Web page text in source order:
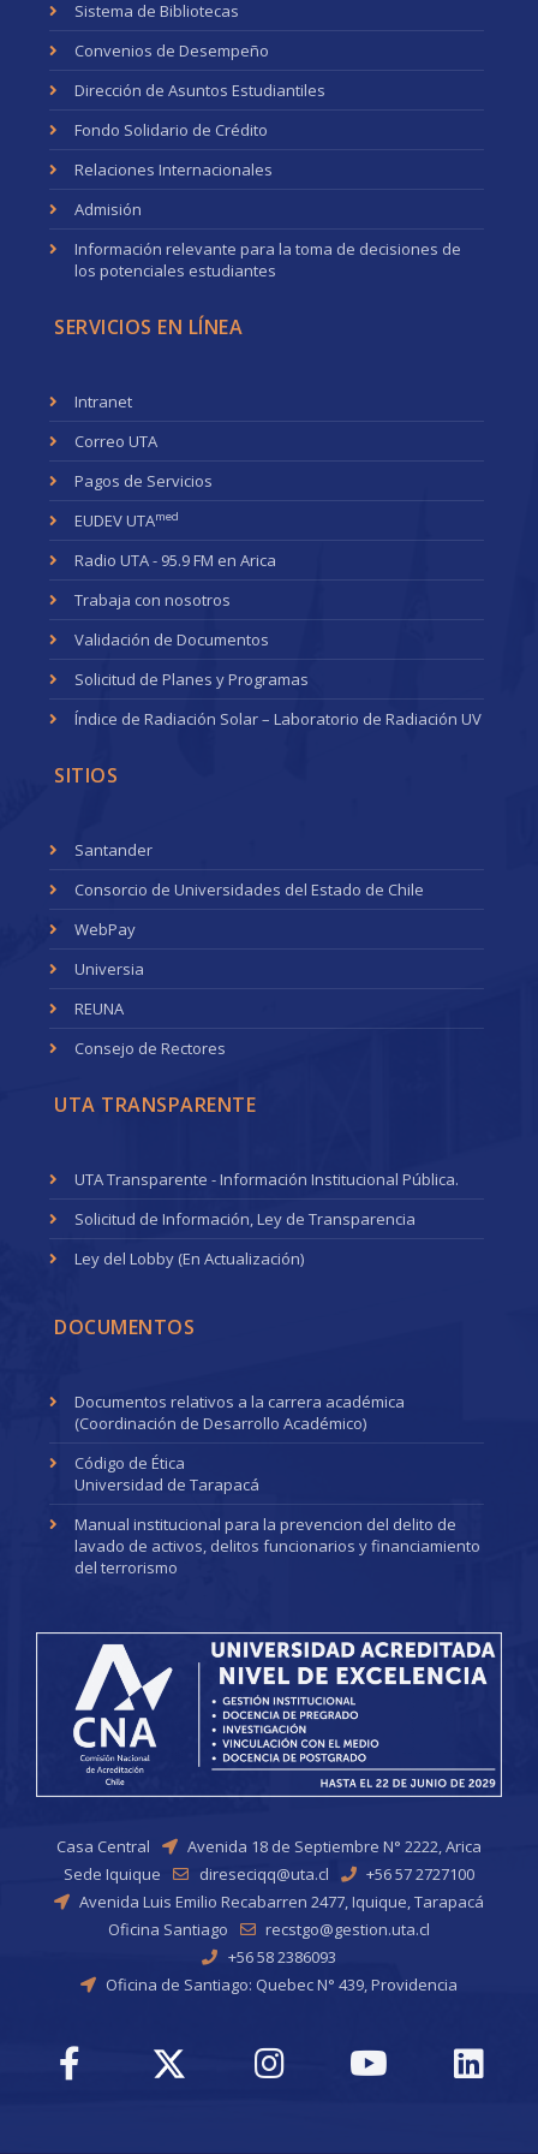
Sistema de Bibliotecas
Convenios de Desempeño
Dirección de Asuntos Estudiantiles
Fondo Solidario de Crédito
Relaciones Internacionales
Admisión
Información relevante para la toma de decisiones de
los potenciales estudiantes
SERVICIOS EN LÍNEA
Intranet
Correo UTA
Pagos de Servicios
EUDEV UTAmed
Radio UTA - 95.9 FM en Arica
Trabaja con nosotros
Validación de Documentos
Solicitud de Planes y Programas
Índice de Radiación Solar – Laboratorio de Radiación UV
SITIOS
Santander
Consorcio de Universidades del Estado de Chile
WebPay
Universia
REUNA
Consejo de Rectores
UTA TRANSPARENTE
UTA Transparente - Información Institucional Pública.
Solicitud de Información, Ley de Transparencia
Ley del Lobby (En Actualización)
DOCUMENTOS
Documentos relativos a la carrera académica
(Coordinación de Desarrollo Académico)
Código de Ética
Universidad de Tarapacá
Manual institucional para la prevencion del delito de
lavado de activos, delitos funcionarios y financiamiento
del terrorismo
Casa Central
Avenida 18 de Septiembre N° 2222, Arica
Sede Iquique
direseciqq@uta.cl
+56 57 2727100
Avenida Luis Emilio Recabarren 2477, Iquique, Tarapacá
Oficina Santiago
recstgo@gestion.uta.cl
+56 58 2386093
Oficina de Santiago: Quebec N° 439, Providencia